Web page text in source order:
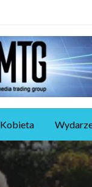
Kobieta